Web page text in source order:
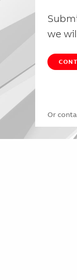
we
Or